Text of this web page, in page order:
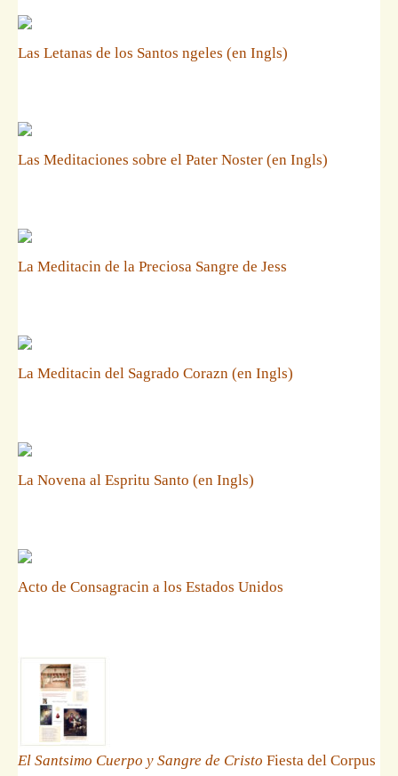
Las Letanas de los Santos ngeles (en Ingls)
Las Meditaciones sobre el Pater Noster (en Ingls)
La Meditacin de la Preciosa Sangre de Jess
La Meditacin del Sagrado Corazn (en Ingls)
La Novena al Espritu Santo (en Ingls)
Acto de Consagracin a los Estados Unidos
El Santsimo Cuerpo y Sangre de Cristo Fiesta del Corpus